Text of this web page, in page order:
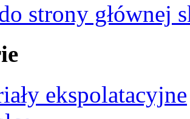
strony głównej
ekspolatacyjne